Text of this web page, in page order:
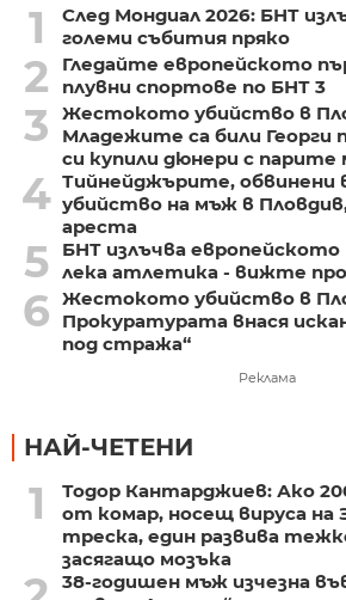
1
След Мондиал 2026: БНТ
големи събития пряко
2
Гледайте европейското
плувни спортове по БНТ 3
3
Жестокото убийство в
Младежите са били Георги
си купили дюнери с парите
4 Тийнейджърите,
убийство на мъж в
ареста
5
БНТ излъчва
лека атлетика - вижте
6 Жестокото убийство в
Прокуратурата внася
под стража“
Реклама
НАЙ-ЧЕТЕНИ
1
Тодор Кантарджиев: Ако
от комар, носещ вируса на
треска, един развива
засягащо мозъка
38-годишен мъж изчезна